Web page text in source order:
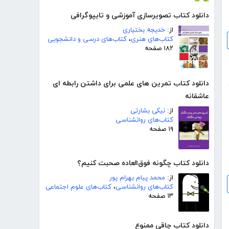
دانلود کتاب تصویرسازی آموزشی و تایپوگرافی
از: خدیجه بختیاری
کتاب‌های هنری، کتاب‌های درسی و دانشجویی
۱۸۲ صفحه
دانلود کتاب تمرین های علمی برای داشتن رابطه ای
عاشقانه
از: نیکی بشارتی
کتاب‌های روانشناسی
۱۹ صفحه
دانلود کتاب چگونه فوق‌العاده صحبت کنیم؟
از: محمد پیام بهرام پور
کتاب‌های روانشناسی، کتاب‌های علوم اجتماعی
۱۳ صفحه
دانلود کتاب چاقی ممنوع